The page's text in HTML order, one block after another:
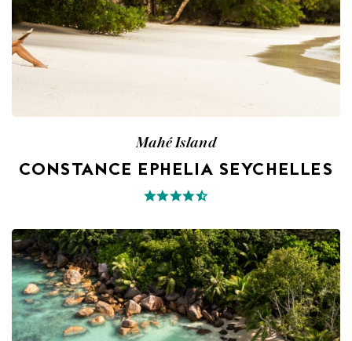
Mahé Island
CONSTANCE EPHELIA SEYCHELLES